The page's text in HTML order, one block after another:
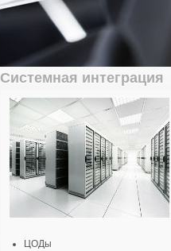
Системная интеграция
ЦОДы